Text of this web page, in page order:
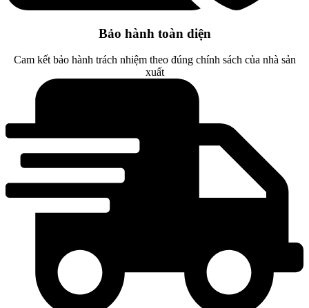
Bảo hành toàn diện
Cam kết bảo hành trách nhiệm theo đúng chính sách của nhà sản
xuất